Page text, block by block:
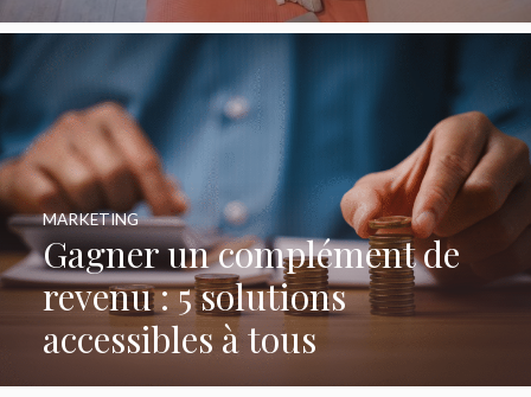
Gagner un complément de
revenu : 5 solutions
accessibles à tous
MARKETING